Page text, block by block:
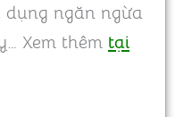
ngăn ngừa
Xem thêm tại